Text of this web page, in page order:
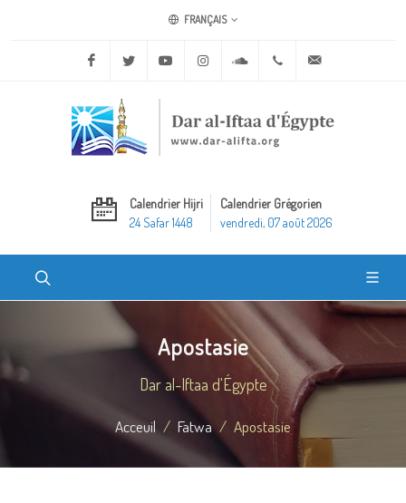
FRANÇAIS
Facebook Twitter Youtube Instagram Soundcloud+20 2 25970400
Calendrier Hijri
24 Safar 1448
Calendrier Grégorien
vendredi, 07 août 2026
Apostasie
Dar al-Iftaa d'Égypte
Acceuil Fatwa Apostasie